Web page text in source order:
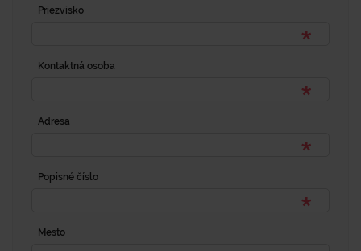
Priezvisko
Kontaktná osoba
Adresa
Popisné číslo
Mesto